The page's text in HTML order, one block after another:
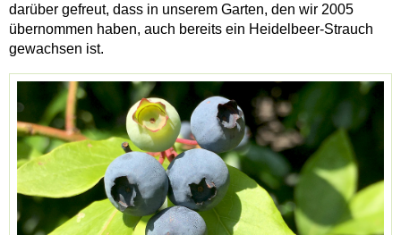
darüber gefreut, dass in unserem Garten, den wir 2005
übernommen haben, auch bereits ein Heidelbeer-Strauch
gewachsen ist.